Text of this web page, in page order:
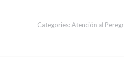
Categories:Atención al